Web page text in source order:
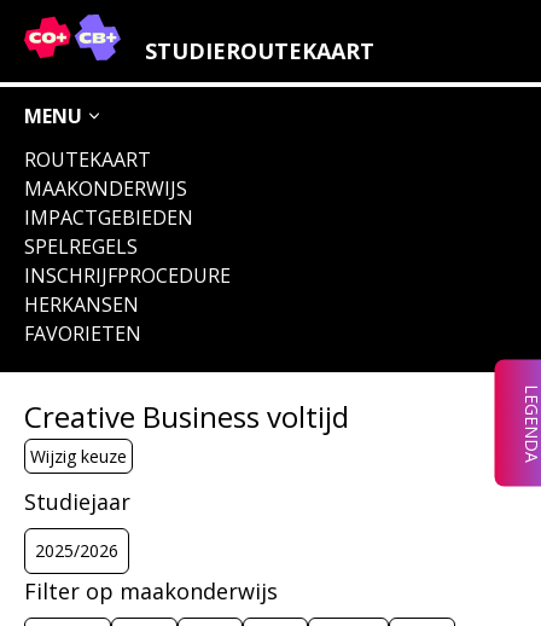
STUDIEROUTEKAART
MENU
ROUTEKAART
MAAKONDERWIJS
IMPACTGEBIEDEN
SPELREGELS
INSCHRIJFPROCEDURE
HERKANSEN
FAVORIETEN
LEGENDA IMPACTGEBIEDEN
OVERIGE ICONEN
VERLEIDERS &
VERMARKTERS
VERNIEUWERS
VERDIENERS
VERPLICHT
Creative Business voltijd
Wijzig keuze
Studiejaar
2025/2026
Filter op maakonderwijs